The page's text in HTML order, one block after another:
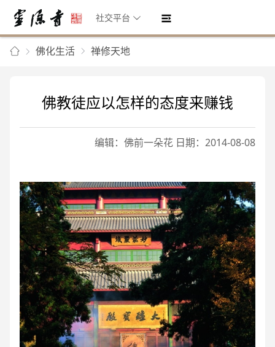
社交平台
佛化生活 禅修天地
佛教徒应以怎样的态度来赚钱
编辑：佛前一朵花 日期：2014-08-08